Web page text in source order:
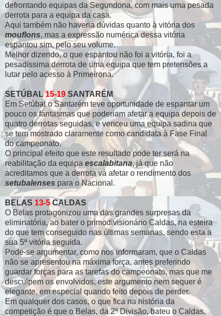
defrontando equipas da Segundona, com mais uma pesada
derrota para a equipa da casa.
Aqui também não haveria dúvidas quanto à vitória dos
mouflons, mas a expressão numérica dessa vitória
espantou sim, pelo seu volume.
Melhor dizendo, o que espantou não foi a vitória, foi a
pesadíssima derrota de uma equipa que tem pretensões a
lutar pelo acesso à Primeirona.
SETÚBAL15-19 SANTARÉM
Em Setúbal o Santarém teve oportunidade de espantar um
pouco os fantasmas que poderiam afetar a equipa depois de
quatro derrotas seguidas, e venceu uma equipa sadina que
se tem mostrado claramente como candidata à Fase Final
do campeonato.
O principal efeito que este resultado pode ter será na
reabilitação da equipa escalabitana, já que não
acreditamos que a derrota vá afetar o rendimento dos
setubalenses para o Nacional.
BELAS 13-5CALDAS
O Belas protagonizou uma das grandes surpresas da
eliminatória, ao bater o primodivisionário Caldas, na esteira
do que tem conseguido nas últimas semanas, sendo esta a
sua 5ª vitória seguida.
Pode-se argumentar, como nos informaram, que o Caldas
não se apresentou na máxima força, antes preferindo
guardar forças para as tarefas do campeonato, mas que me
desculpem os envolvidos, este argumento nem sequer é
elegante, em especial quando feito depois de perder.
Em qualquer dos casos, o que fica na história da
competição é que o Belas, da 2ª Divisão, bateu o Caldas,